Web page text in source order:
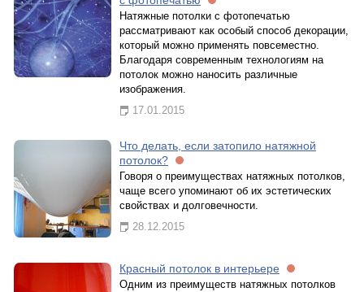
Натяжные потолки с фотопечатью
рассматривают как особый способ декорации,
который можно применять повсеместно.
Благодаря современным технологиям на
потолок можно наносить различные
изображения.
17.01.2015
Что делать, если затопило натяжной
потолок?
Говоря о преимуществах натяжных потолков,
чаще всего упоминают об их эстетических
свойствах и долговечности.
28.12.2015
Красный потолок в интерьере
Одним из преимуществ натяжных потолков